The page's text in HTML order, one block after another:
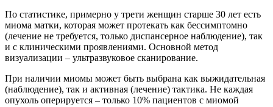
По статистике, примерно у трети женщин старше 30 лет есть
миома матки, которая может протекать как бессимптомно
(лечение не требуется, только диспансерное наблюдение), так
и с клиническими проявлениями. Основной метод
визуализации – ультразвуковое сканирование.
При наличии миомы может быть выбрана как выжидательная
(наблюдение), так и активная (лечение) тактика. Не каждая
опухоль оперируется – только 10% пациентов с миомой